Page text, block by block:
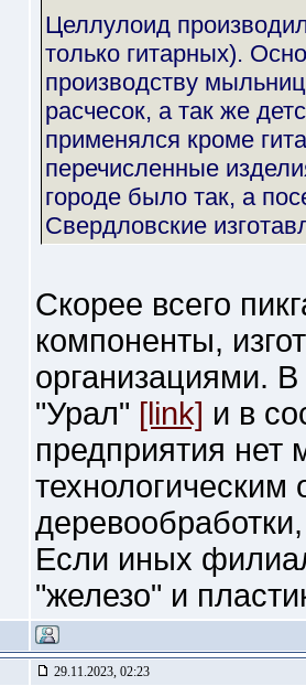
Целлулоид
только гитарных).
производству
расчесок, а так же
применялся кроме
перечисленные
городе было так, а
Свердловские
Скорее всего
компоненты,
организациями.
"Урал" [link] и в
предприятия нет
Если иных
"железо" и
29.11.2023, 02:23